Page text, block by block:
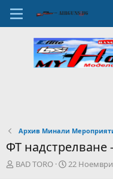
Архив Минали
ФТ надстрелване
А
BAD TORO
Н
22